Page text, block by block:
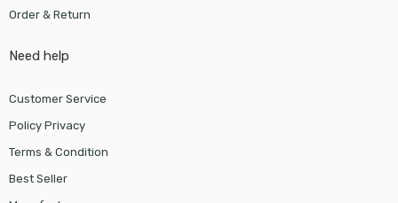
Order & Return
Need help
Customer Service
Policy Privacy
Terms & Condition
Best Seller